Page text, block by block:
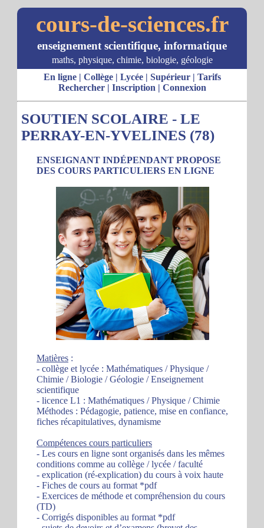
cours-de-sciences.fr
enseignement scientifique, informatique
maths, physique, chimie, biologie, géologie
En ligne| Collège| Lycée| Supérieur| Tarifs
Rechercher| Inscription | Connexion
SOUTIEN SCOLAIRE - LE
PERRAY-EN-YVELINES (78)
ENSEIGNANT INDÉPENDANT PROPOSE
DES COURS PARTICULIERS EN LIGNE
Matières :
- collège et lycée : Mathématiques / Physique /
Chimie / Biologie / Géologie / Enseignement
scientifique
- licence L1 : Mathématiques / Physique / Chimie
Méthodes : Pédagogie, patience, mise en confiance,
fiches récapitulatives, dynamisme
Compétences cours particuliers
- Les cours en ligne sont organisés dans les mêmes
conditions comme au collège / lycée / faculté
- explication (ré-explication) du cours à voix haute
- Fiches de cours au format *pdf
- Exercices de méthode et compréhension du cours
(TD)
- Corrigés disponibles au format *pdf